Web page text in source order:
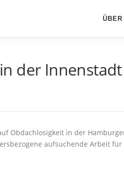
der Innenstadt
Obdachlosigkeit in der
aufsuchende Arbeit für